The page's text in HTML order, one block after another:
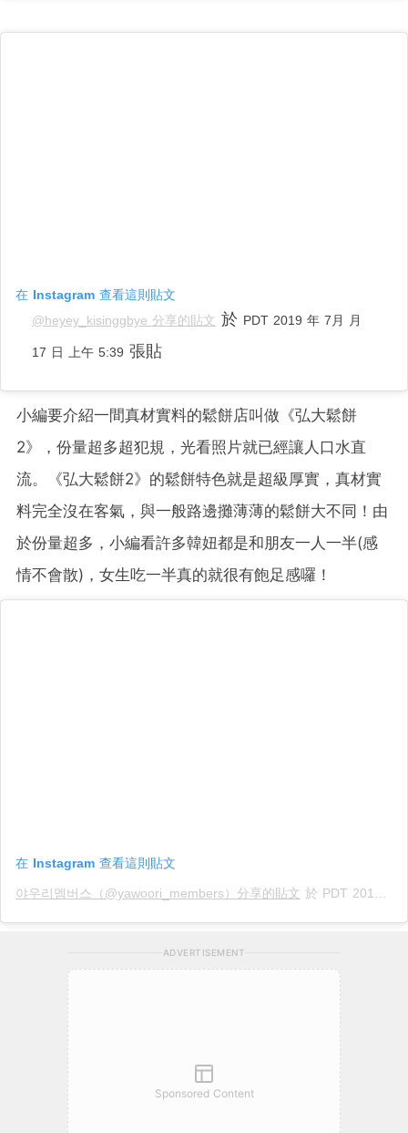
在 Instagram 查看這則貼文
@heyey_kisinggbye 分享的貼文 於 PDT 2019 年 7月 月
17 日 上午 5:39 張貼
小編要介紹一間真材實料的鬆餅店叫做《弘大鬆餅
2》，份量超多超犯規，光看照片就已經讓人口水直
流。
《弘大鬆餅2》的鬆餅特色就是超級厚實，真材實
料完全沒在客氣，與一般路邊攤薄薄的鬆餅大不同！由
於份量超多，小編看許多韓妞都是和朋友一人一半(感
情不會散)，女生吃一半真的就很有飽足感囉！
在 Instagram 查看這則貼文
야우리멤버스（@yawoori_members）分享的貼文 於 PDT 2018 年 8月 月 30 日 下午 11:13
ADVERTISEMENT
Sponsored Content